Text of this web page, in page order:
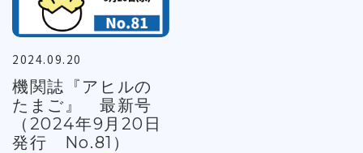
機関誌『アヒルの
たまご』 最新号
（2024年9月20日
発行 No.81）
2024.09.20